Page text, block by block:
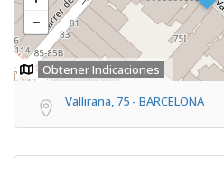
Obtener Indicaciones
Vallirana, 75 - BARCELONA